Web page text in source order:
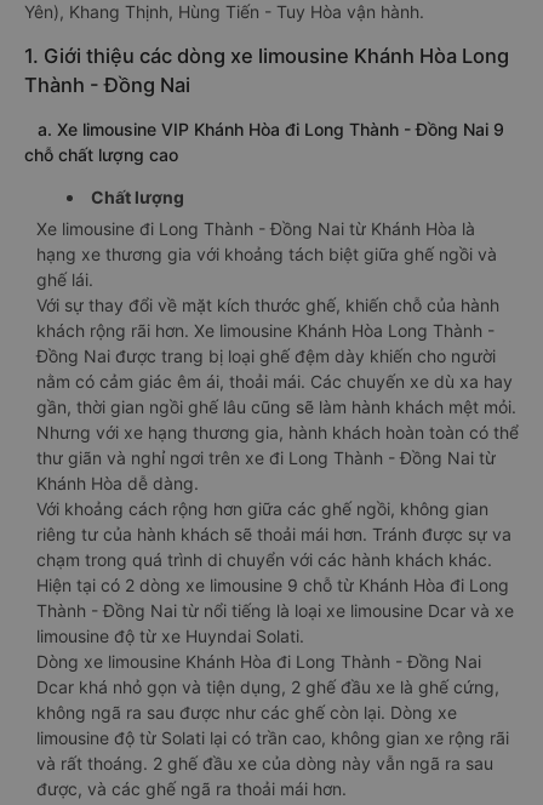
Yên), Khang Thịnh, Hùng Tiến - Tuy Hòa vận hành.
1. Giới thiệu các dòng xe limousine Khánh Hòa Long
Thành - Đồng Nai
a. Xe limousine VIP Khánh Hòa đi Long Thành - Đồng Nai 9
chỗ chất lượng cao
Chất lượng
Xe limousine đi Long Thành - Đồng Nai từ Khánh Hòa là
hạng xe thương gia với khoảng tách biệt giữa ghế ngồi và
ghế lái.
Với sự thay đổi về mặt kích thước ghế, khiến chỗ của hành
khách rộng rãi hơn. Xe limousine Khánh Hòa Long Thành -
Đồng Nai được trang bị loại ghế đệm dày khiến cho người
nằm có cảm giác êm ái, thoải mái. Các chuyến xe dù xa hay
gần, thời gian ngồi ghế lâu cũng sẽ làm hành khách mệt mỏi.
Nhưng với xe hạng thương gia, hành khách hoàn toàn có thể
thư giãn và nghỉ ngơi trên xe đi Long Thành - Đồng Nai từ
Khánh Hòa dễ dàng.
Với khoảng cách rộng hơn giữa các ghế ngồi, không gian
riêng tư của hành khách sẽ thoải mái hơn. Tránh được sự va
chạm trong quá trình di chuyển với các hành khách khác.
Hiện tại có 2 dòng xe limousine 9 chỗ từ Khánh Hòa đi Long
Thành - Đồng Nai từ nổi tiếng là loại xe limousine Dcar và xe
limousine độ từ xe Huyndai Solati.
Dòng xe limousine Khánh Hòa đi Long Thành - Đồng Nai
Dcar khá nhỏ gọn và tiện dụng, 2 ghế đầu xe là ghế cứng,
không ngã ra sau được như các ghế còn lại. Dòng xe
limousine độ từ Solati lại có trần cao, không gian xe rộng rãi
và rất thoáng. 2 ghế đầu xe của dòng này vẫn ngã ra sau
được, và các ghế ngã ra thoải mái hơn.